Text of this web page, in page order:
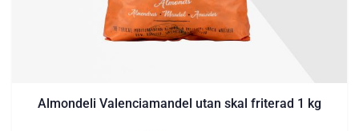
Almondeli Valenciamandel utan skal friterad 1 kg